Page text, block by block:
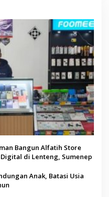
Bangun Alfatih Store
di Lenteng, Sumenep
Anak, Batasi Usia